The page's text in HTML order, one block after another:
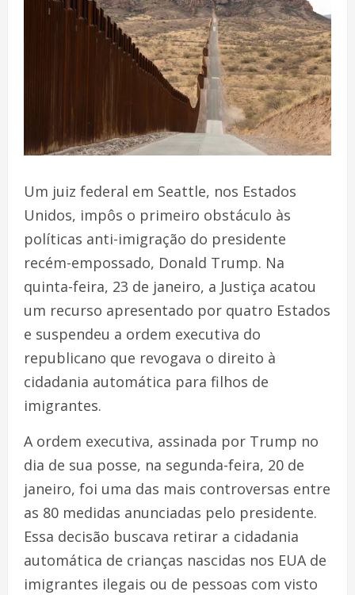
Um juiz federal em Seattle, nos Estados
Unidos, impôs o primeiro obstáculo às
políticas anti-imigração do presidente
recém-empossado, Donald Trump. Na
quinta-feira, 23 de janeiro, a Justiça acatou
um recurso apresentado por quatro Estados
e suspendeu a ordem executiva do
republicano que revogava o direito à
cidadania automática para filhos de
imigrantes.
A ordem executiva, assinada por Trump no
dia de sua posse, na segunda-feira, 20 de
janeiro, foi uma das mais controversas entre
as 80 medidas anunciadas pelo presidente.
Essa decisão buscava retirar a cidadania
automática de crianças nascidas nos EUA de
imigrantes ilegais ou de pessoas com visto